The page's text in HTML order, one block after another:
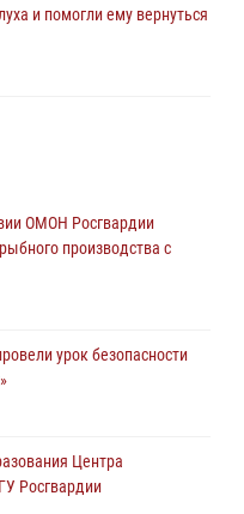
и помогли ему вернуться
в чемпионатах Северо-
РФ по спортивному и
оказали содействие
мероприятия
правопорядок в
ОМОН Росгвардии
производства с
урок безопасности
Центра
Росгвардии